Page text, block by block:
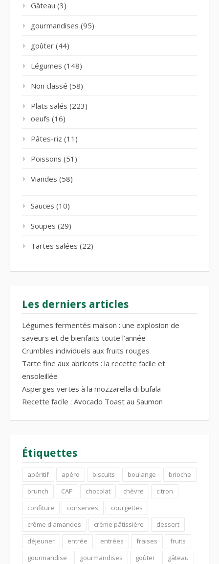
Gâteau (3)
gourmandises (95)
goûter (44)
Légumes (148)
Non classé (58)
Plats salés (223)
oeufs (16)
Pâtes-riz (11)
Poissons (51)
Viandes (58)
Sauces (10)
Soupes (29)
Tartes salées (22)
Les derniers articles
Légumes fermentés maison : une explosion de
saveurs et de bienfaits toute l’année
Crumbles individuels aux fruits rouges
Tarte fine aux abricots : la recette facile et
ensoleillée
Asperges vertes à la mozzarella di bufala
Recette facile : Avocado Toast au Saumon
Étiquettes
apéritif apéro biscuits boulange
brioche
brunch
CAP chocolat chèvre
citron
confiture
conserves
courgettes
crème d'amandes
crème pâtissière
dessert
déjeuner
entrée entrées fraises
fruits
gourmandise
gourmandises goûter gâteau